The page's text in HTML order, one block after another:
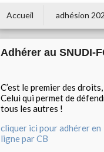
Accueil adhésion
Adhérer au SNUDI-
C’est le premier des droits,
Celui qui permet de
tous les autres !
cliquer ici pour adhérer en
ligne par CB